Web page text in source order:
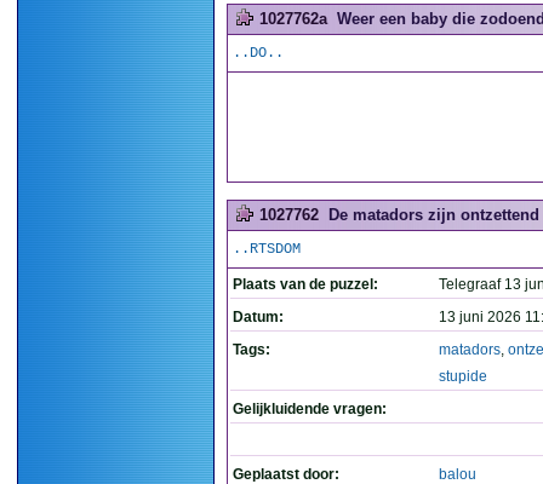
1027762a Weer een baby die
..DO..
1027762 De matadors zijn
..RTSDOM
Plaats van de puzzel:
Telegraaf 13
Datum:
13 juni 2026
Tags:
matadors,
stupide
Gelijkluidende vragen:
Geplaatst door: balou